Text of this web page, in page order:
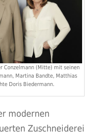
Conzelmann (Mitte) mit seinen
Martina Bandte, Matthias
Doris Biedermann.
modernen
Zuschneiderei